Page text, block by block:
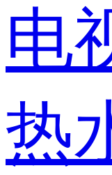
电
热